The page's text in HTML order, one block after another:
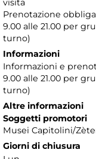
visita
Prenotazione
9.00 alle 21.00 per
turno)
Informazioni
Informazioni e
9.00 alle 21.00 per
turno)
Altre informazioni
Soggetti promotori
Musei Capitolini/
Giorni di chiusura